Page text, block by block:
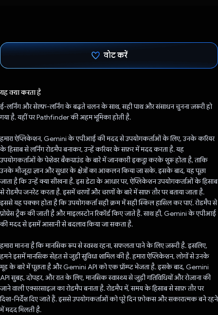
वोट करें
यह क्या करता है
ई-लर्निंग और सेल्फ़-लर्निंग के बढ़ते चलन के साथ, सही पाथ और संसाधन चुनना ज़रूरी हो
गया है. यहीं पर Pathfinder की अहम भूमिका होती है.
हमारा ऐप्लिकेशन, Gemini के एपीआई की मदद से उपयोगकर्ताओं के लिए, उनके करियर
के हिसाब से लर्निंग रोडमैप बनाकर, उन्हें करियर के सफ़र में मदद करता है. यह
उपयोगकर्ताओं के पेशेवर बैकग्राउंड के बारे में जानकारी इकट्ठा करके शुरू होता है, ताकि
उनके मौजूदा ज्ञान और सुधार के क्षेत्रों का आकलन किया जा सके. इसके बाद, यह पूछा
जाता है कि उन्हें क्या सीखना है. इस डेटा के आधार पर, ऐप्लिकेशन उपयोगकर्ताओं के हिसाब
से रोडमैप जनरेट करता है. इसमें चरणों और चरणों के बारे में साफ़ तौर पर बताया जाता है.
इससे यह पक्का होता है कि उपयोगकर्ता सही क्रम में सही स्किल हासिल कर पाएं. रोडमैप से
प्रोग्रेस ट्रैक की जाती है और माइलस्टोन रिकॉर्ड किए जाते हैं. साथ ही, Gemini के एपीआई
की मदद से इसमें आसानी से बदलाव किया जा सकता है.
हमारा मानना है कि मानसिक रूप से स्वस्थ रहना, सफलता पाने के लिए ज़रूरी है. इसलिए,
हमने इसमें मानसिक सेहत से जुड़ी सुविधा शामिल की है. हमारा ऐप्लिकेशन, लोगों से उनके
मूड के बारे में पूछता है और Gemini API को एक प्रॉम्प्ट भेजता है. इसके बाद, Gemini
API सुबह, दोपहर, और रात के लिए, मानसिक स्वास्थ्य से जुड़ी गतिविधियों और रोज़ाना की
जाने वाली एक्सरसाइज़ का रोडमैप बनाता है. रोडमैप में, समय के हिसाब से साफ़ तौर पर
दिशा-निर्देश दिए जाते हैं. इससे उपयोगकर्ताओं को पूरे दिन फ़ोकस और सकारात्मक बने रहने
में मदद मिलती है.